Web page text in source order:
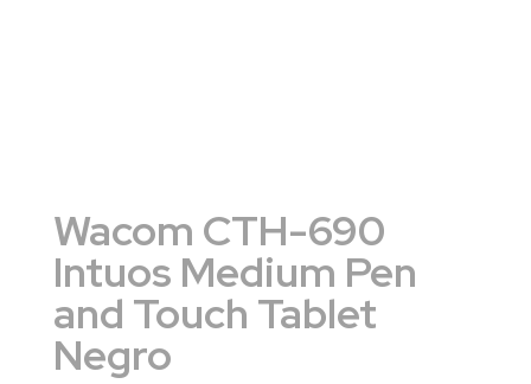
Wacom CTH-690
Intuos Medium Pen
and Touch Tablet
Negro